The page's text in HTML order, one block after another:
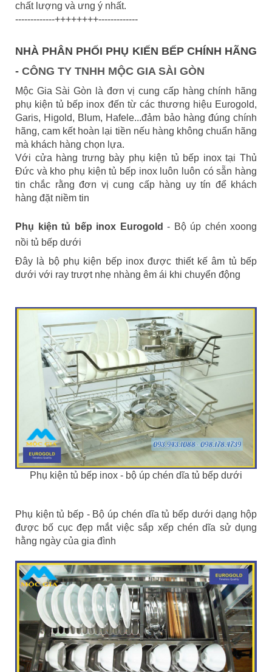
chất lượng và ưng ý nhất.
-------------++++++++-------------
NHÀ PHÂN PHỐI PHỤ KIẾN BẾP CHÍNH HÃNG
- CÔNG TY TNHH MỘC GIA SÀI GÒN
Mộc Gia Sài Gòn là đơn vị cung cấp hàng chính hãng
phụ kiện tủ bếp inox đến từ các thương hiệu Eurogold,
Garis, Higold, Blum, Hafele...đảm bảo hàng đúng chính
hãng, cam kết hoàn lại tiền nếu hàng không chuẩn hãng
mà khách hàng chọn lựa.
Với cửa hàng trưng bày phụ kiện tủ bếp inox tại Thủ
Đức và kho phụ kiện tủ bếp inox luôn luôn có sẵn hàng
tin chắc rằng đơn vị cung cấp hàng uy tín để khách
hàng đặt niềm tin
Phụ kiện tủ bếp inox Eurogold - Bộ úp chén xoong
nồi tủ bếp dưới
Đây là bộ phụ kiện bếp inox được thiết kế âm tủ bếp
dưới với ray trượt nhẹ nhàng êm ái khi chuyển động
Phụ kiện tủ bếp inox - bộ úp chén dĩa tủ bếp dưới
Phụ kiện tủ bếp - Bộ úp chén dĩa tủ bếp dưới dạng hộp
được bố cục đẹp mắt việc sắp xếp chén dĩa sử dụng
hằng ngày của gia đình